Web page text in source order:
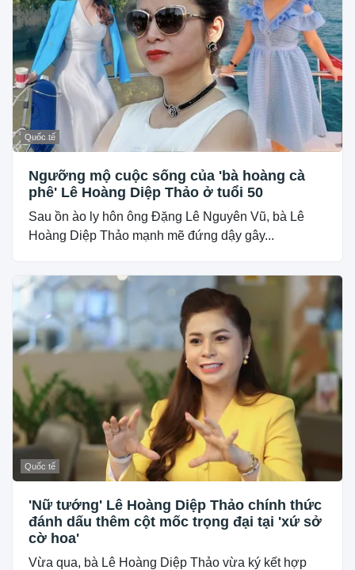
Quốc tế
Ngưỡng mộ cuộc sống của 'bà hoàng cà
phê' Lê Hoàng Diệp Thảo ở tuổi 50
Sau ồn ào ly hôn ông Đặng Lê Nguyên Vũ, bà Lê
Hoàng Diệp Thảo mạnh mẽ đứng dậy gây...
Quốc tế
'Nữ tướng' Lê Hoàng Diệp Thảo chính thức
đánh dấu thêm cột mốc trọng đại tại 'xứ sở
cờ hoa'
Vừa qua, bà Lê Hoàng Diệp Thảo vừa ký kết hợp